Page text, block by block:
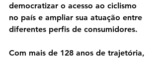
democratizar o acesso ao ciclismo
no país e ampliar sua atuação entre
diferentes perfis de consumidores.
Com mais de 128 anos de trajetória,